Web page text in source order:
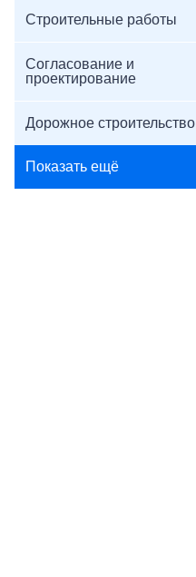
Строительные работы
Согласование и
проектирование
Дорожное строительство
Показать ещё